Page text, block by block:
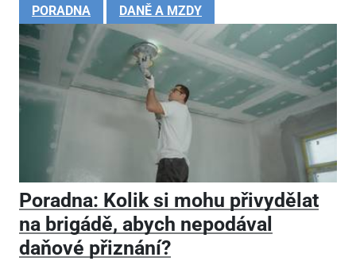
PORADNA DANĚ A MZDY
Poradna: Kolik si mohu přivydělat
na brigádě, abych nepodával
daňové přiznání?